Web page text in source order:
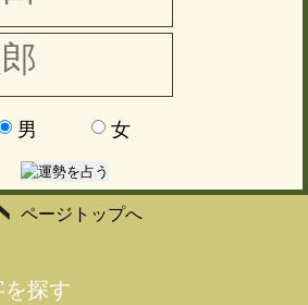
男 女
ページトップへ
探す